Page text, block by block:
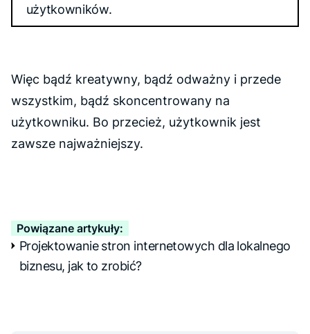
użytkowników.
Więc bądź kreatywny, bądź odważny i przede
wszystkim, bądź skoncentrowany na
użytkowniku. Bo przecież, użytkownik jest
zawsze najważniejszy.
Powiązane artykuły:
Projektowanie stron internetowych dla lokalnego
biznesu, jak to zrobić?